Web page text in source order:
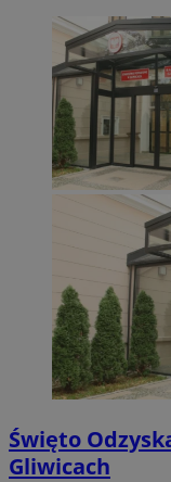
Święto
Gliwicach